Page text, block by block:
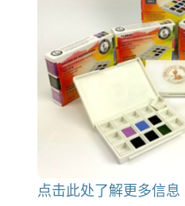
点击此处了解更多信息